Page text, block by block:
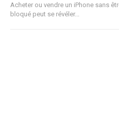
Acheter ou vendre un iPhone sans
bloqué peut se révéler...